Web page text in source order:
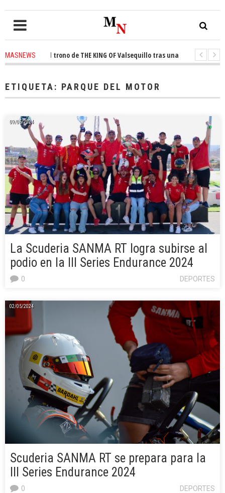
MASNEWSel trono de THE KING OF Valsequillo tras una jornada de
ETIQUETA: PARQUE DEL MOTOR
09/05/2024
La Scuderia SANMA RT logra subirse al
podio en la III Series Endurance 2024
DEPORTES
0
02/05/2024
Scuderia SANMA RT se prepara para la
III Series Endurance 2024
DEPORTES
0